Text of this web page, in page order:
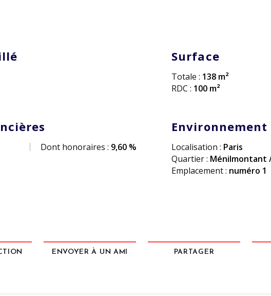
Surface
Totale : 138 m²
RDC : 100 m²
Dont honoraires : 9,60 %
Environnement
Localisation : Paris
Quartier : Ménilmontant
Emplacement : numéro 1
ENVOYER À UN AMI PARTAGER